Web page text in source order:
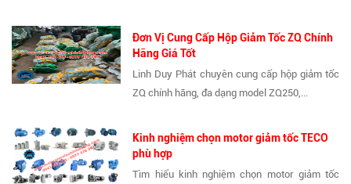
Đơn Vị Cung Cấp Hộp Giảm Tốc ZQ Chính
Hãng Giá Tốt
Linh Duy Phát chuyên cung cấp hộp giảm tốc
ZQ chính hãng, đa dạng model ZQ250,...
Kinh nghiệm chọn motor giảm tốc TECO
phù hợp
Tìm hiểu kinh nghiệm chọn motor giảm tốc